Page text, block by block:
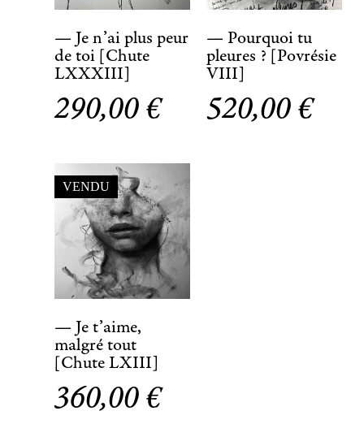
— Je n’ai plus peur
de toi [Chute
LXXXIII]
290,00€
— Pourquoi tu
pleures ? [Povrésie
VIII]
520,00€
VENDU
— Je t’aime,
malgré tout
[Chute LXIII]
360,00€